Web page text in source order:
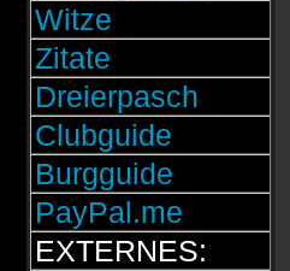
Witze
Zitate
Dreierpasch
Clubguide
Burgguide
PayPal.me
EXTERNES: